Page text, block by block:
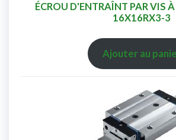
ÉCROU D'ENTRAÎNT PAR VIS
16X16RX3-3
Ajouter au